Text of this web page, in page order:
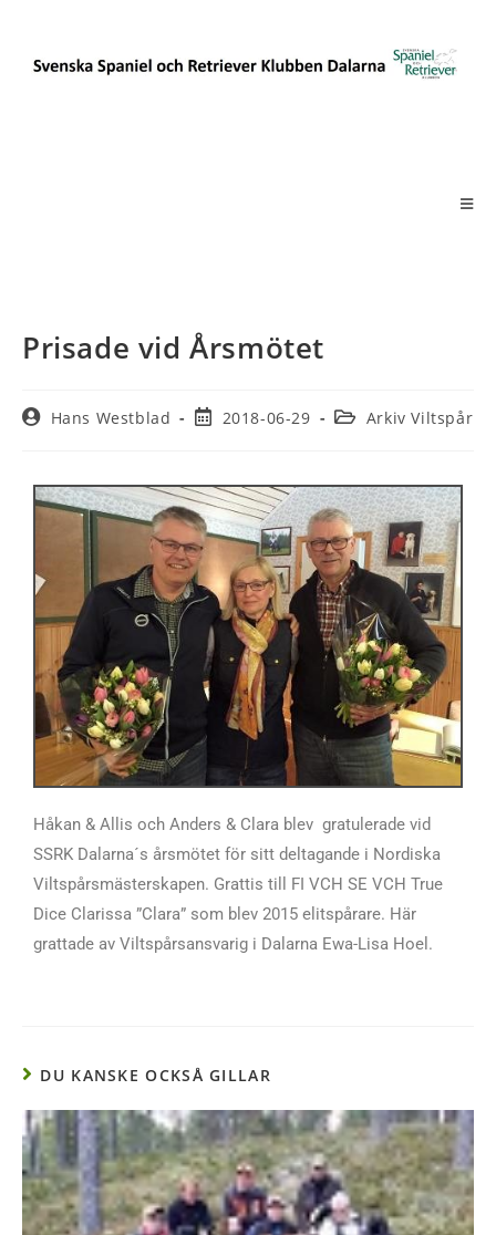
Prisade vid Årsmötet
Hans Westblad 2018-06-29 Arkiv Viltspår
Håkan & Allis och Anders & Clara blev gratulerade vid
SSRK Dalarna´s årsmötet för sitt deltagande i Nordiska
Viltspårsmästerskapen. Grattis till FI VCH SE VCH True
Dice Clarissa ”Clara” som blev 2015 elitspårare. Här
grattade av Viltspårsansvarig i Dalarna Ewa-Lisa Hoel.
DU KANSKE OCKSÅ GILLAR